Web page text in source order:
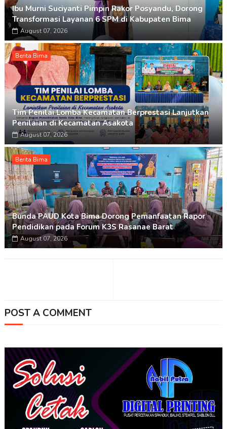
Ibu Murni Suciyanti Pimpin Rakor Posyandu, Dorong
Transformasi Layanan 6 SPM di Kabupaten Bima
August 07, 2026
Berita Bima
Tim Penilai Lomba Kecamatan Berprestasi Lanjutkan
Penilaian di Kecamatan Asakota
August 07, 2026
Berita Bima
Bunda PAUD Kota Bima Dorong Pemanfaatan Rapor
Pendidikan pada Forum K3S Rasanae Barat
August 07, 2026
POST A COMMENT